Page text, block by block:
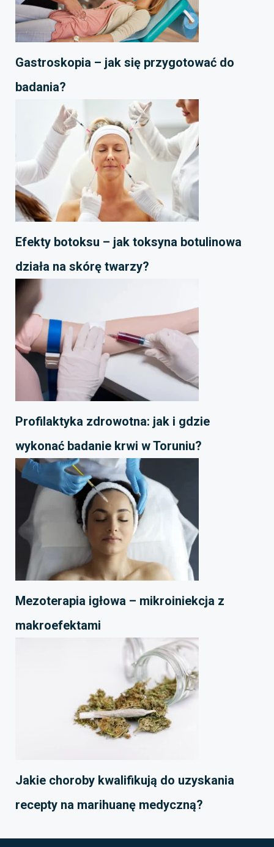
Gastroskopia – jak się przygotować do
badania?
Efekty botoksu – jak toksyna botulinowa
działa na skórę twarzy?
Profilaktyka zdrowotna: jak i gdzie
wykonać badanie krwi w Toruniu?
Mezoterapia igłowa – mikroiniekcja z
makroefektami
Jakie choroby kwalifikują do uzyskania
recepty na marihuanę medyczną?